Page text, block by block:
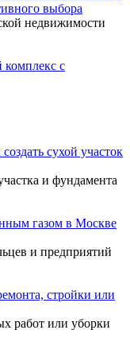
выбора
недвижимости
с
сухой участок
и фундамента
газом в Москве
и предприятий
стройки или
работ или уборки